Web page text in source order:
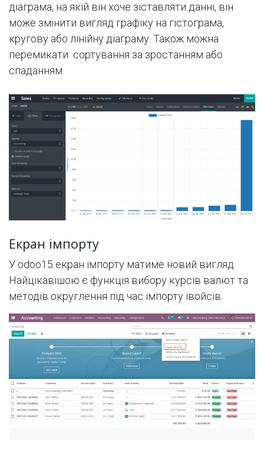
діаграма, на якій він хоче зіставляти данні, він
може змінити вигляд графіку на гістограма,
кругову або лінійну діаграму. Також можна
перемикати сортування за зростанням або
спаданням
Екран імпорту
У odoo15 екран імпорту матиме новий вигляд.
Найцікавішою є функція вибору курсів валют та
методів округлення під час імпорту івойсів.